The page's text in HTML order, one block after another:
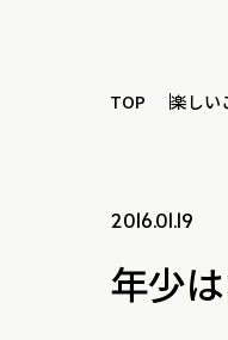
TOP 楽しい
2016.01.19
年少